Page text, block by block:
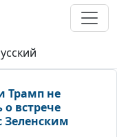
Трамп не
встрече
Зеленским